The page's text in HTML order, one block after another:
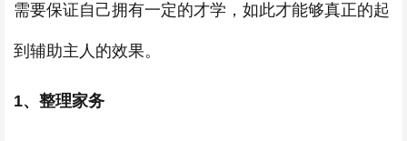
需要保证自己拥有一定的才学，如此才能够真正的起
到辅助主人的效果。
1、整理家务